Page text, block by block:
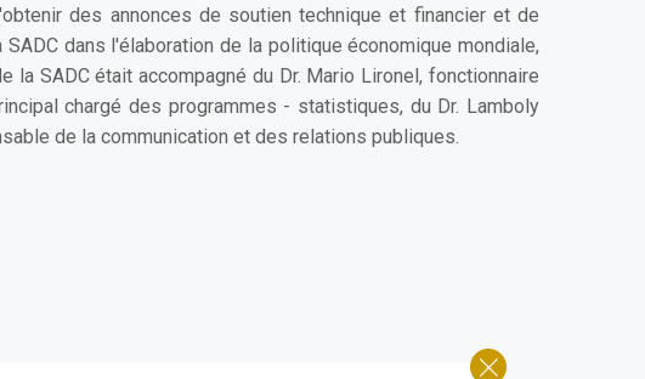
des annonces de soutien technique et financier et de
dans l'élaboration de la politique économique mondiale,
SADC était accompagné du Dr. Mario Lironel, fonctionnaire
chargé des programmes - statistiques, du Dr. Lamboly
de la communication et des relations publiques.